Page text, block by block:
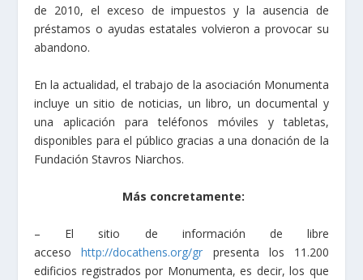
de 2010, el exceso de impuestos y la ausencia de
préstamos o ayudas estatales volvieron a provocar su
abandono.
En la actualidad, el trabajo de la asociación Monumenta
incluye un sitio de noticias, un libro, un documental y
una aplicación para teléfonos móviles y tabletas,
disponibles para el público gracias a una donación de la
Fundación Stavros Niarchos.
Más concretamente:
– El sitio de información de libre
accesohttp://docathens.org/gr presenta los 11.200
edificios registrados por Monumenta, es decir, los que